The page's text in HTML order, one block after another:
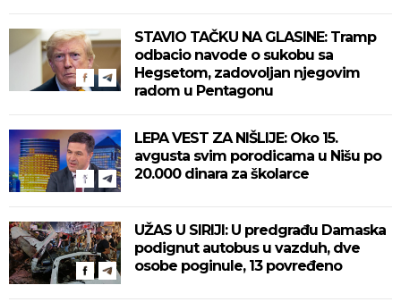
STAVIO TAČKU NA GLASINE: Tramp
odbacio navode o sukobu sa
Hegsetom, zadovoljan njegovim
radom u Pentagonu
LEPA VEST ZA NIŠLIJE: Oko 15.
avgusta svim porodicama u Nišu po
20.000 dinara za školarce
UŽAS U SIRIJI: U predgrađu Damaska
podignut autobus u vazduh, dve
osobe poginule, 13 povređeno